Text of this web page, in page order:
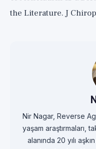
the Literature. J
Nir Nagar, Reverse
yaşam araştırmaları,
alanında 20 yılı